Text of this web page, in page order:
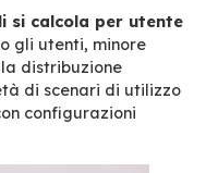
il costo totale di
soprattutto
darvi qualche